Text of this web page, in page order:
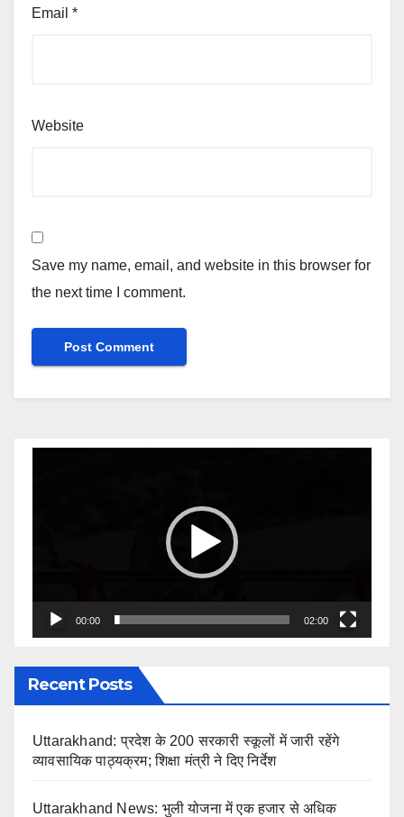
Email *
Website
Save my name, email, and website in this browser for
the next time I comment.
00:00 02:00
Recent Posts
Uttarakhand: प्रदेश के 200 सरकारी स्कूलों में जारी रहेंगे
व्यावसायिक पाठ्यक्रम; शिक्षा मंत्री ने दिए निर्देश
Uttarakhand News: भुली योजना में एक हजार से अधिक